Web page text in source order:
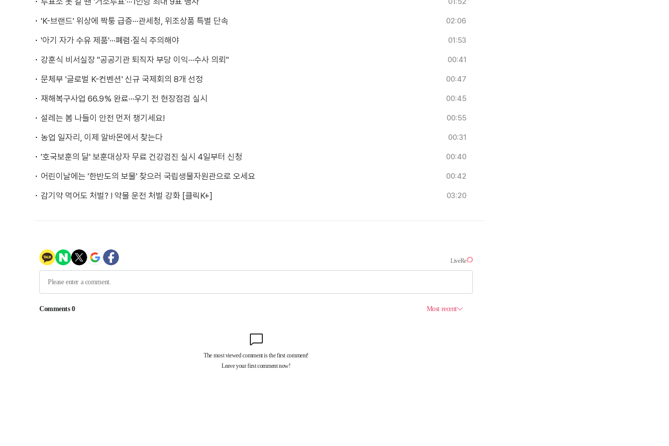
'K-브랜드' 위상에 짝퉁 급증···관세청, 위조상품 특별 단속 02:06
'아기 자가 수유 제품'···폐렴·질식 주의해야 01:53
강훈식 비서실장 "공공기관 퇴직자 부당 이익···수사 의뢰" 00:41
문체부 '글로벌 K-컨벤션' 신규 국제회의 8개 선정 00:47
재해복구사업 66.9% 완료···우기 전 현장점검 실시 00:45
설레는 봄 나들이 안전 먼저 챙기세요! 00:55
농업 일자리, 이제 알바몬에서 찾는다 00:31
'호국보훈의 달' 보훈대상자 무료 건강검진 실시 4일부터 신청 00:40
어린이날에는 '한반도의 보물' 찾으러 국립생물자원관으로 오세요 00:42
감기약 먹어도 처벌? ! 약물 운전 처벌 강화 [클릭K+] 03:20